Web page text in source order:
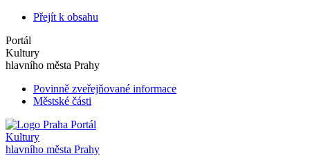
Přejít k obsahu
Portál
Kultury
hlavního města Prahy
Povinně zveřejňované informace
Městské části
Portál
Kultury
hlavního města Prahy